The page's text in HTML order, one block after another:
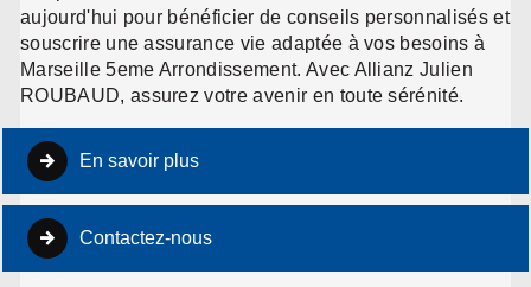
aujourd'hui pour bénéficier de conseils personnalisés et
souscrire une assurance vie adaptée à vos besoins à
Marseille 5eme Arrondissement. Avec Allianz Julien
ROUBAUD, assurez votre avenir en toute sérénité.
En savoir plus
Contactez-nous